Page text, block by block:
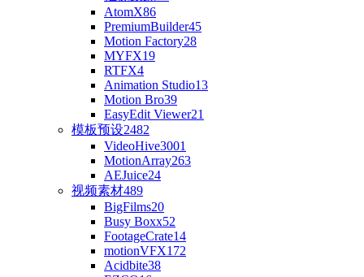
AtomX86
PremiumBuilder45
Motion Factory28
MYFX19
RTFX4
Animation Studio13
Motion Bro39
EasyEdit Viewer21
模板预设2482
VideoHive3001
MotionArray263
AEJuice24
视频素材489
BigFilms20
Busy Boxx52
FootageCrate14
motionVFX172
Acidbite38